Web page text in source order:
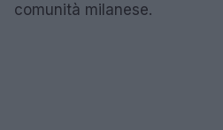
comunità milanese.